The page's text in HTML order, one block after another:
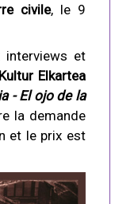
civile, le 9
interviews et
Elkartea
- El ojo de la
la demande
et le prix est